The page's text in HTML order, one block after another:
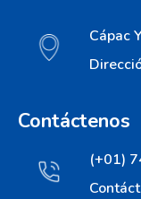
Cápac
Contáctenos
(+01)